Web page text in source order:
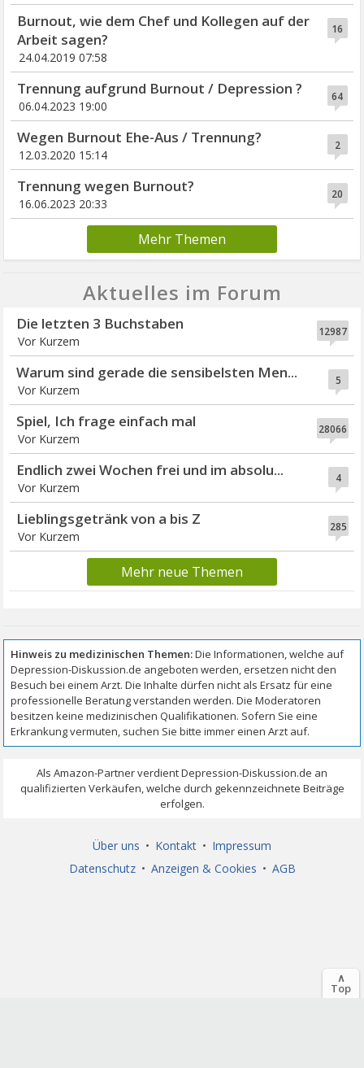
16
Burnout, wie dem Chef und Kollegen auf der
Arbeit sagen?
24.04.2019 07:58
64
Trennung aufgrund Burnout / Depression ?
06.04.2023 19:00
2
Wegen Burnout Ehe-Aus / Trennung?
12.03.2020 15:14
20
Trennung wegen Burnout?
16.06.2023 20:33
Mehr Themen
Aktuelles im Forum
12987
Die letzten 3 Buchstaben
Vor Kurzem
5
Warum sind gerade die sensibelsten Men...
Vor Kurzem
28066
Spiel, Ich frage einfach mal
Vor Kurzem
4
Endlich zwei Wochen frei und im absolu...
Vor Kurzem
285
Lieblingsgetränk von a bis Z
Vor Kurzem
Mehr neue Themen
Über uns • Kontakt • Impressum
Datenschutz • Anzeigen & Cookies • AGB
∧
Top